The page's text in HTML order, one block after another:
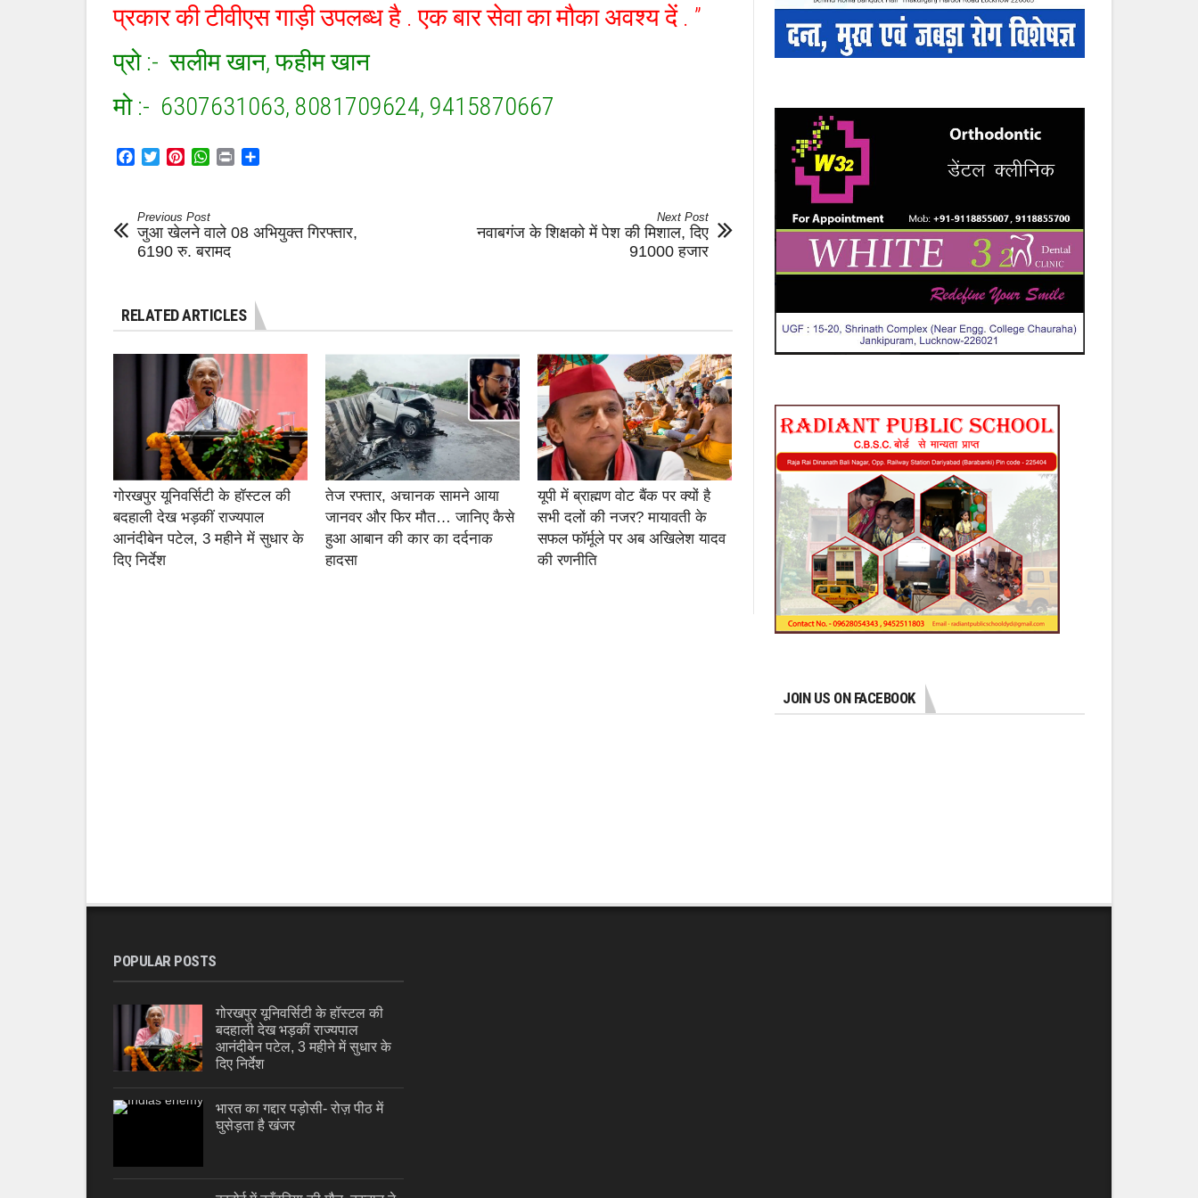
शुभ
अयान
लाए
लिए
नया
प्रकार की टीवीएस गाड़ी उपलब्ध है . एक बार सेवा का मौका अवश्य दें . ”
प्रो :- सलीम खान, फहीम खान
मो :- 6307631063, 8081709624, 9415870667
Facebook
TwitterPinterestWhatsApp
Print
Previous Post
जुआ खेलने वाले 08 अभियुक्त गिरफ्तार,
6190 रु. बरामद
Next Post
नवाबगंज के शिक्षको में पेश की मिशाल, दिए
91000 हजार
RELATED ARTICLES
गोरखपुर यूनिवर्सिटी के हॉस्टल की
बदहाली देख भड़कीं राज्यपाल
आनंदीबेन पटेल, 3 महीने में सुधार के
दिए निर्देश
तेज रफ्तार, अचानक सामने आया
जानवर और फिर मौत… जानिए कैसे
हुआ आबान की कार का दर्दनाक
हादसा
यूपी में ब्राह्मण वोट बैंक पर क्यों है
सभी दलों की नजर? मायावती के
सफल फॉर्मूले पर अब अखिलेश यादव
की रणनीति
JOIN US ON FACEBOOK
POPULAR POSTS
गोरखपुर यूनिवर्सिटी के हॉस्टल की
बदहाली देख भड़कीं राज्यपाल
आनंदीबेन पटेल, 3 महीने में सुधार के
दिए निर्देश
भारत का गद्दार पड़ोसी- रोज़ पीठ में
घुसेड़ता है खंजर